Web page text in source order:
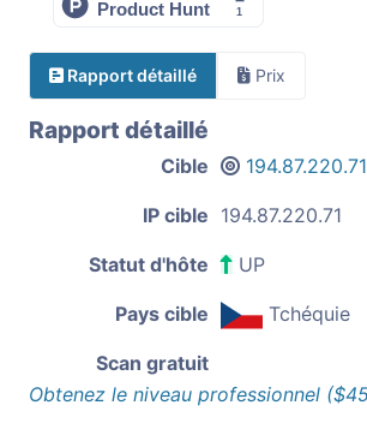
Rapport détaillé Prix
Rapport détaillé
Cible 194.87.220.71
IP cible 194.87.220.71
Statut d'hôte UP
Pays cible Tchéquie
Scan gratuit
Obtenez le niveau professionnel